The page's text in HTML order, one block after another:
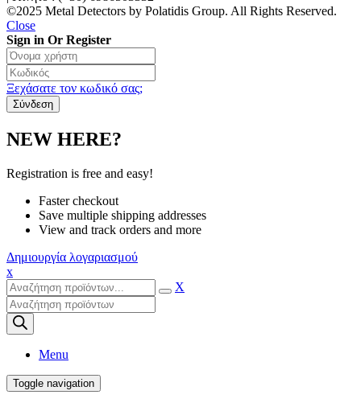
©2025 Metal Detectors by Polatidis Group. All Rights Reserved.
Close
Sign in Or Register
Ξεχάσατε τον κωδικό σας;
NEW HERE?
Registration is free and easy!
Faster checkout
Save multiple shipping addresses
View and track orders and more
Δημιουργία λογαριασμού
x
X
Products
search
Menu
Toggle navigation